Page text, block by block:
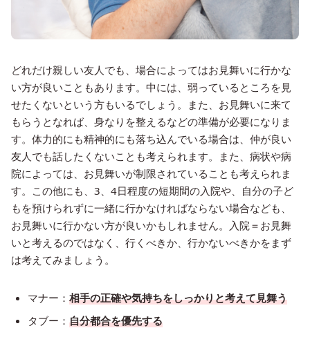
どれだけ親しい友人でも、場合によってはお見舞いに行かな
い方が良いこともあります。中には、弱っているところを見
せたくないという方もいるでしょう。また、お見舞いに来て
もらうとなれば、身なりを整えるなどの準備が必要になりま
す。体力的にも精神的にも落ち込んでいる場合は、仲が良い
友人でも話したくないことも考えられます。また、病状や病
院によっては、お見舞いが制限されていることも考えられま
す。この他にも、3、4日程度の短期間の入院や、自分の子ど
もを預けられずに一緒に行かなければならない場合なども、
お見舞いに行かない方が良いかもしれません。入院＝お見舞
いと考えるのではなく、行くべきか、行かないべきかをまず
は考えてみましょう。
マナー： 相手の正確や気持ちをしっかりと考えて見舞う
タブー： 自分都合を優先する